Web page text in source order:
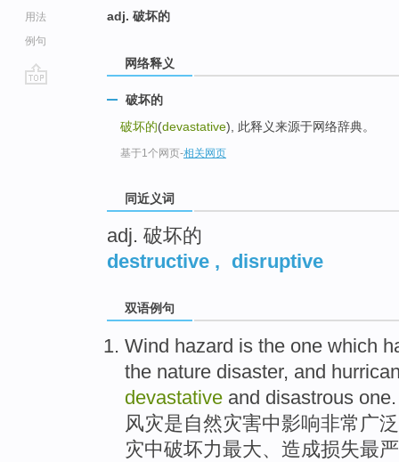
用法
例句
adj. 破坏的
网络释义
破坏的
破坏的(devastative), 此释义来源于网络辞典。
基于1个网页-相关网页
同近义词
adj. 破坏的
destructive , disruptive
双语例句
Wind hazard is the one which
the nature disaster, and
devastative and disastrous one.
风灾是 自然灾害中影响非常广泛
灾中破坏力最大、 造成损失最